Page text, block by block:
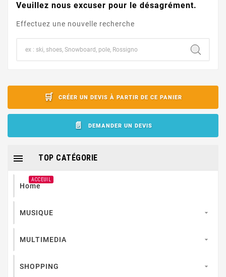
Veuillez nous excuser pour le désagrément.
Effectuez une nouvelle recherche
CRÉER UN DEVIS À PARTIR DE CE PANIER
DEMANDER UN DEVIS
TOP CATÉGORIE

Home
ACCEUIL
MUSIQUE 
MULTIMEDIA 
SHOPPING 